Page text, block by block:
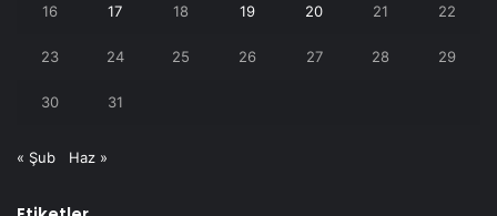
16 17 18 19 20 21 22
23 24 25 26 27 28 29
30 31
« Şub Haz »